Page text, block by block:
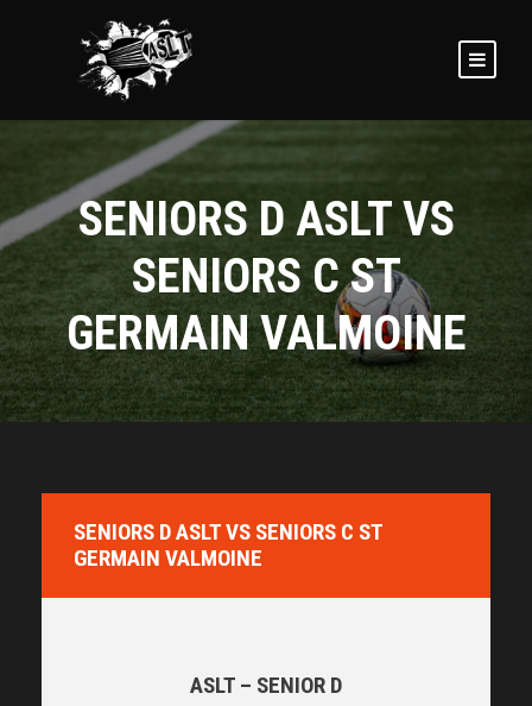
SENIORS D ASLT VS
SENIORS C ST
GERMAIN VALMOINE
SENIORS D ASLT VS SENIORS C ST
GERMAIN VALMOINE
ASLT – SENIOR D